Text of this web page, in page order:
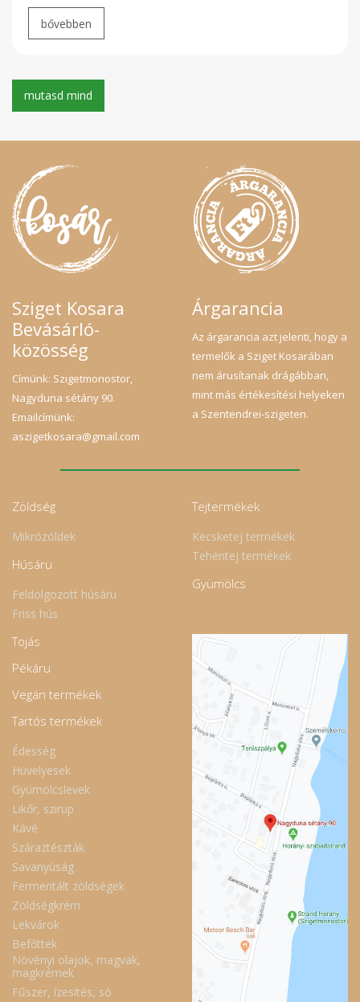
Sziget Kosara
Bevásárló-
közösség
Címünk: Szigetmonostor,
Nagyduna sétány 90.
Emailcímünk:
aszigetkosara@gmail.com
Árgarancia
Az árgarancia azt jelenti, hogy a
termelők a Sziget Kosarában
nem árusítanak drágábban,
mint más értékesítési helyeken
a Szentendrei-szigeten.
Zöldség
Mikrózöldek
Húsáru
Feldolgozott húsáru
Friss hús
Tejtermékek
Kecsketej termékek
Tehéntej termékek
Gyümölcs
Tojás
Pékáru
Vegán termékek
Tartós termékek
Édesség
Hüvelyesek
Gyümölcslevek
Likőr, szirup
Kávé
Száraztészták
Savanyúság
Fermentált zöldségek
Zöldségkrém
Lekvárok
Befőttek
Növényi olajok, magvak,
magkrémek
Fűszer, ízesítés, só